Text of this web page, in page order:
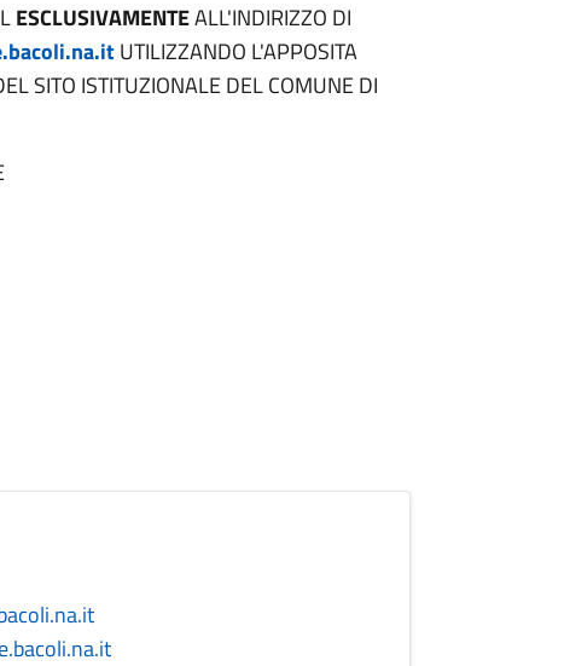
ESCLUSIVAMENTEALL'INDIRIZZO DI
UTILIZZANDO L'APPOSITA
SITO ISTITUZIONALE DEL COMUNE DI